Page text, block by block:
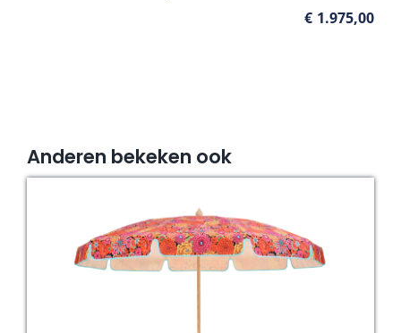
€ 1.975,00
Anderen bekeken ook